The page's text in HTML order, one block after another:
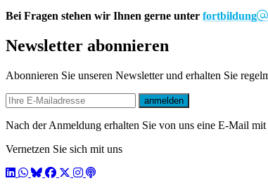
Bei Fragen stehen wir Ihnen gerne unter fortbildung
Newsletter abonnieren
Abonnieren Sie unseren Newsletter und erhalten Sie
E-mail
anmelden
Nach der Anmeldung erhalten Sie von uns eine E-Mail
Vernetzen Sie sich mit uns
LinkedIn
WhatsApp
BlueSky
Facebook
X / Twitter
Instagram
Podcast